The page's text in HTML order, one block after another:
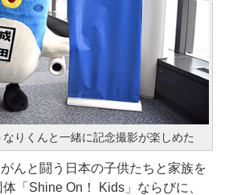
りくんと一緒に記念撮影が楽しめた
んと闘う日本の子供たちと家族を
「Shine On！ Kids」ならびに、